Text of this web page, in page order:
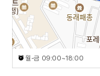
월-금 09:00~18:00